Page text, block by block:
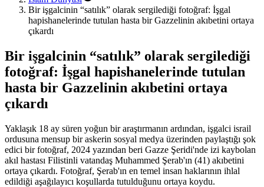
18:08
Çin’in Yeni “Etnik Birlik Yasası”: “Tek Kabul Edilebilir Çin Kimliği
Dayatılıyor”
13:38
Ceuta lideri, Ceuta sınırına yapılan akın sırasında 100 kişinin
hayatını kaybettiğini söyledi
Bir işgalcinin “satılık” olarak sergilediği fotoğraf: İşgal
hapishanelerinde tutulan hasta bir Gazzelinin akıbetini ortaya
çıkardı
Bir işgalcinin “satılık” olarak sergilediği
fotoğraf: İşgal hapishanelerinde tutulan
hasta bir Gazzelinin akıbetini ortaya
çıkardı
Yaklaşık 18 ay süren yoğun bir araştırmanın ardından, işgalci israil
ordusuna mensup bir askerin sosyal medya üzerinden paylaştığı şok
edici bir fotoğraf, 2024 yazından beri Gazze Şeridi'nde izi kaybolan
akıl hastası Filistinli vatandaş Muhammed Şerab'ın (41) akıbetini
ortaya çıkardı. Fotoğraf, Şerab'ın en temel insan haklarının ihlal
edildiği aşağılayıcı koşullarda tutulduğunu ortaya koydu.